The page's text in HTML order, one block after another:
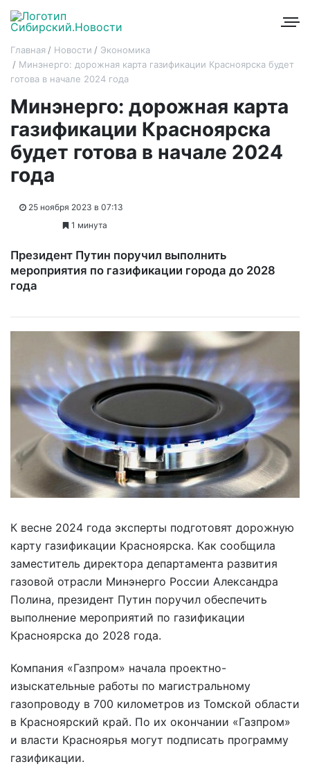
Главная Новости
Экономика
Минэнерго: дорожная карта газификации Красноярска будет
готова в начале 2024 года
Минэнерго: дорожная карта
газификации Красноярска
будет готова в начале 2024
года
25 ноября 2023 в 07:13
1 минута
Президент Путин поручил выполнить
мероприятия по газификации города до 2028
года
К весне 2024 года эксперты подготовят дорожную
карту газификации Красноярска. Как сообщила
заместитель директора департамента развития
газовой отрасли Минэнерго России Александра
Полина, президент Путин поручил обеспечить
выполнение мероприятий по газификации
Красноярска до 2028 года.
Компания «Газпром» начала проектно-
изыскательные работы по магистральному
газопроводу в 700 километров из Томской области
в Красноярский край. По их окончании «Газпром»
и власти Красноярья могут подписать программу
газификации.